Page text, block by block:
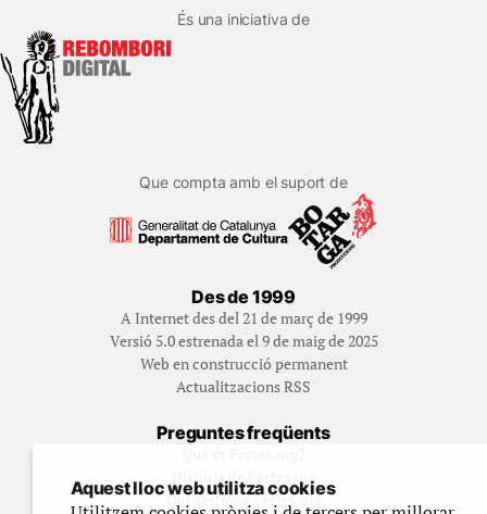
És una iniciativa de
Que compta amb el suport de
Des de 1999
A Internet des del 21 de març de 1999
Versió 5.0 estrenada el 9 de maig de 2025
Web en construcció permanent
Actualitzacions RSS
Preguntes freqüents
Història de Festes.org
Qui gestiona Festes.org
Aquest lloc web utilitza cookies